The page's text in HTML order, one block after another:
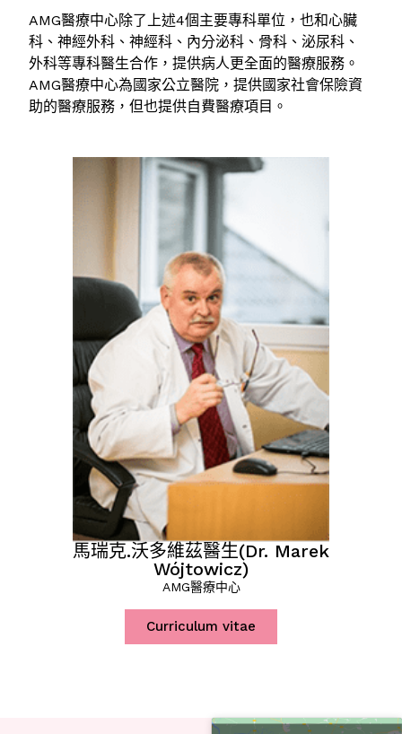
AMG醫療中心除了上述4個主要專科單位，也和心臟
科、神經外科、神經科、內分泌科、骨科、泌尿科、
外科等專科醫生合作，提供病人更全面的醫療服務。
AMG醫療中心為國家公立醫院，提供國家社會保險資
助的醫療服務，但也提供自費醫療項目。
馬瑞克.沃多維茲醫生(Dr. Marek
Wójtowicz)
AMG醫療中心
Curriculum vitae